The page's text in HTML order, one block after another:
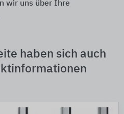
wir uns über Ihre
haben sich auch